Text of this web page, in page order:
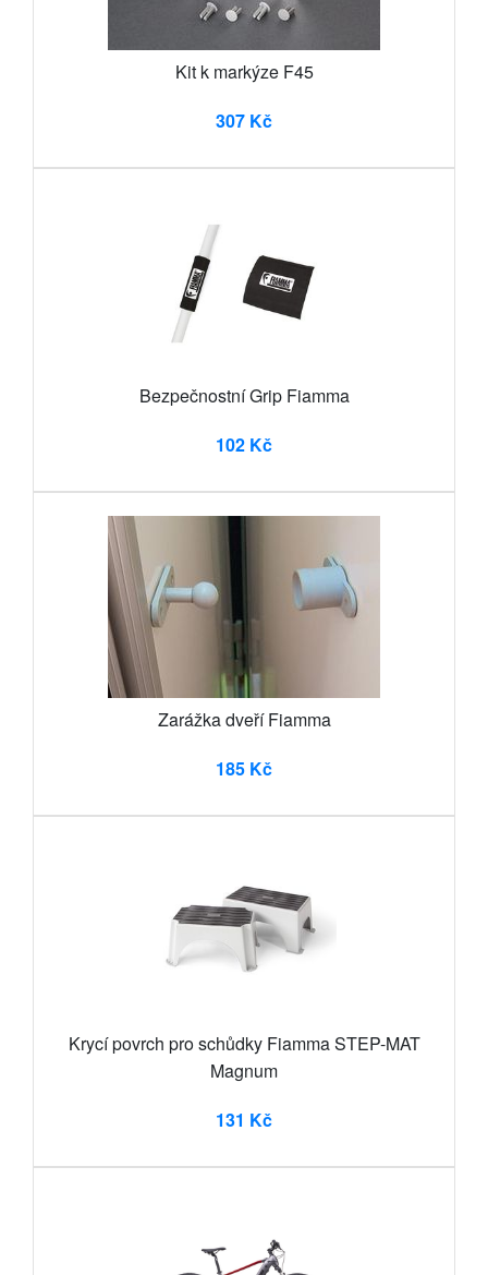
Kit k markýze F45
307 Kč
Bezpečnostní Grip Fiamma
102 Kč
Zarážka dveří Fiamma
185 Kč
Krycí povrch pro schůdky Fiamma STEP-MAT
Magnum
131 Kč